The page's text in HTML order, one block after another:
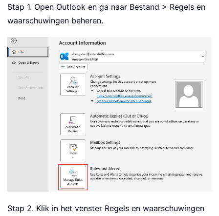
Stap 1. Open Outlook en ga naar Bestand > Regels en
waarschuwingen beheren.
Stap 2. Klik in het venster Regels en waarschuwingen